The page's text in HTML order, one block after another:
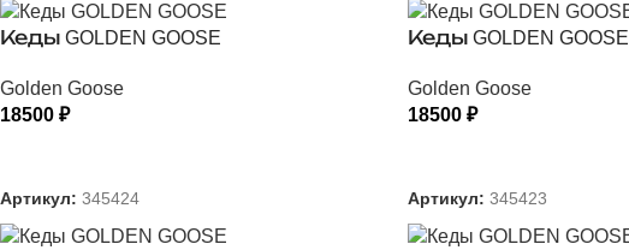
Кеды GOLDEN GOOSE
Golden Goose
18500 ₽
Артикул: 345424
Кеды GOLDEN GOOSE
Golden Goose
18500 ₽
Артикул: 345423